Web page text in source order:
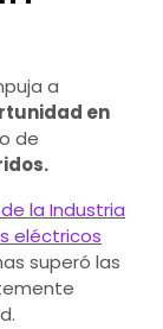
a
en
de
la Industria
eléctricos
superó las